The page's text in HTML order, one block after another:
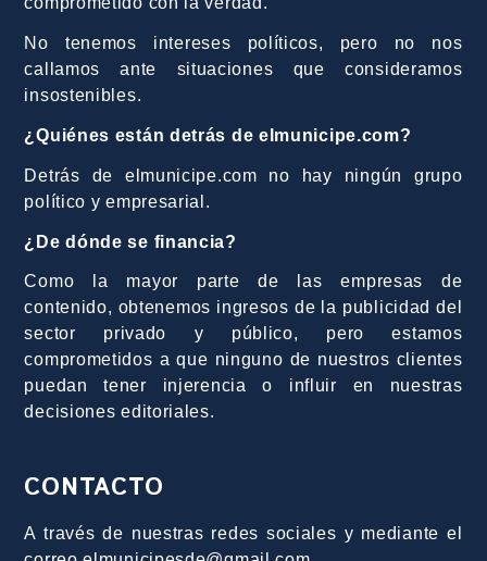
No tenemos intereses políticos, pero no nos
callamos ante situaciones que consideramos
insostenibles.
¿Quiénes están detrás de elmunicipe.com?
Detrás de elmunicipe.com no hay ningún grupo
político y empresarial.
¿De dónde se financia?
Como la mayor parte de las empresas de
contenido, obtenemos ingresos de la publicidad del
sector privado y público, pero estamos
comprometidos a que ninguno de nuestros clientes
puedan tener injerencia o influir en nuestras
decisiones editoriales.
CONTACTO
A través de nuestras redes sociales y mediante el